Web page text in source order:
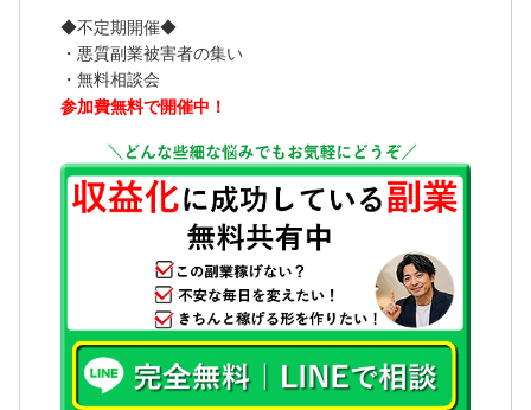
◆不定期開催◆
・悪質副業被害者の集い
・無料相談会
参加費無料で開催中！